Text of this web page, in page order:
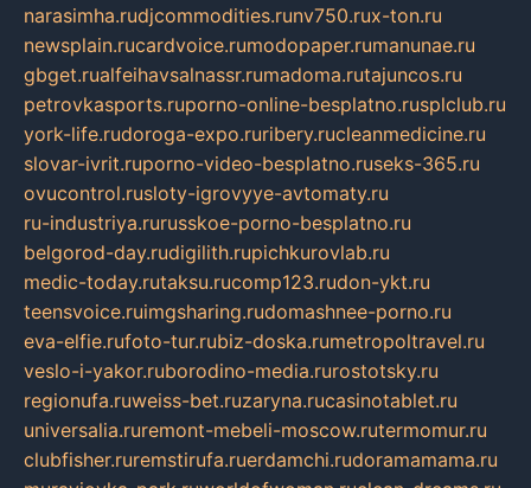
narasimha.rudjcommodities.runv750.rux-ton.ru
newsplain.rucardvoice.rumodopaper.rumanunae.ru
gbget.rualfeihavsalnassr.rumadoma.rutajuncos.ru
petrovkasports.ruporno-online-besplatno.rusplclub.ru
york-life.rudoroga-expo.ruribery.rucleanmedicine.ru
slovar-ivrit.ruporno-video-besplatno.ruseks-365.ru
ovucontrol.rusloty-igrovyye-avtomaty.ru
ru-industriya.rurusskoe-porno-besplatno.ru
belgorod-day.rudigilith.rupichkurovlab.ru
medic-today.rutaksu.rucomp123.rudon-ykt.ru
teensvoice.ruimgsharing.rudomashnee-porno.ru
eva-elfie.rufoto-tur.rubiz-doska.rumetropoltravel.ru
veslo-i-yakor.ruborodino-media.rurostotsky.ru
regionufa.ruweiss-bet.ruzaryna.rucasinotablet.ru
universalia.ruremont-mebeli-moscow.rutermomur.ru
clubfisher.ruremstirufa.ruerdamchi.rudoramamama.ru